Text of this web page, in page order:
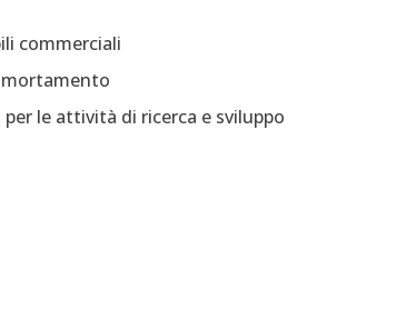
commerciali
le attività di ricerca e sviluppo